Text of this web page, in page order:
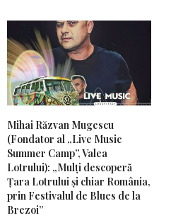
Mihai Răzvan Mugescu
(Fondator al „Live Music
Summer Camp”, Valea
Lotrului): „Mulți descoperă
Țara Lotrului și chiar România,
prin Festivalul de Blues de la
Brezoi”